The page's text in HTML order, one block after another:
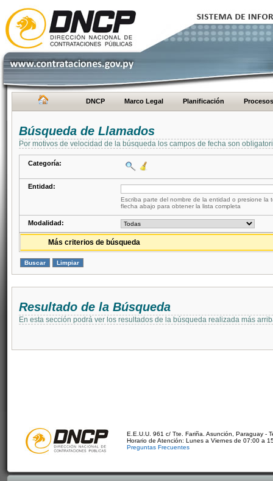
DNCP Marco Legal Planificación Procesos
Búsqueda de Llamados
Por motivos de velocidad de la búsqueda los campos de fecha son
Categoría:
Entidad:
Escriba parte del nombre de la entidad o presione la
flecha abajo para obtener la lista completa
Modalidad:
Más criterios de búsqueda
Resultado de la Búsqueda
En esta sección podrá ver los resultados de la búsqueda realizada más
E.E.U.U. 961 c/ Tte. Fariña. Asunción, Paraguay -
Horario de Atención: Lunes a Viernes de 07:00 a
Preguntas Frecuentes